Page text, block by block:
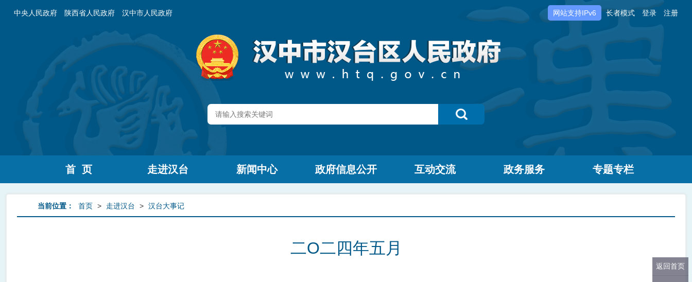
中央人民政府 陕西省人民政府 汉中市人民政府 网站支持IPv6 长者模式 登录 注册
首 页 走进汉台 新闻中心 政府信息公开 互动交流 政务服务 专题专栏
当前位置： 首页 > 走进汉台 > 汉台大事记
二O二四年五月
返回首页